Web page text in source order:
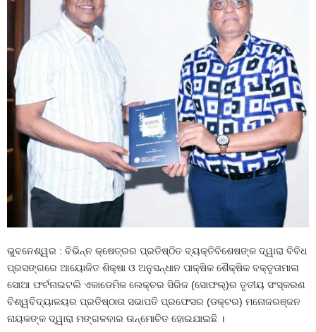
ଭୁବନେଶ୍ୱର : ବିଭିନ୍ନ କ୍ଷେତ୍ରର ପ୍ରତିଷ୍ଠିତ ବ୍ୟକ୍ତିବିଶେଷଙ୍କ ଦ୍ୱାରା ବିବିଧ
ପ୍ରସଙ୍ଗରେ ଆୟୋଜିତ ଶିକ୍ଷା ଓ ଅନୁସନ୍ଧାନ ପାକ୍ଷିକ ଶୈକ୍ଷିକ ବକ୍ତୃତାମାଳା
ସୋଆ ଫର୍ଟନାଇଟଲି ଏକାଡେମିକ ଲେକ୍‌ଚର ସିରିଜ (ସୋଫଲ୍‌)ର ତୃତୀୟ ସଂସ୍କରଣ
ବିଶ୍ୱବିଦ୍ୟାଳୟର ପ୍ରତିଷ୍ଠାତା ସଭାପତି ପ୍ରଫେସର (ଡକ୍ଟର) ମନୋଜରଞ୍ଜନ
ନାୟକଙ୍କ ଦ୍ୱାରା ମଙ୍ଗଳବାର ଉନ୍ମୋଚିତ ହୋଇଯାଇଛି ।